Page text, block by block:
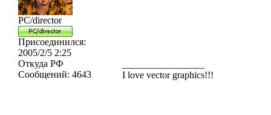
PC/director
Присоединился:
2005/2/5 2:25
Откуда РФ
Сообщений: 4643
I love vector graphics!!!